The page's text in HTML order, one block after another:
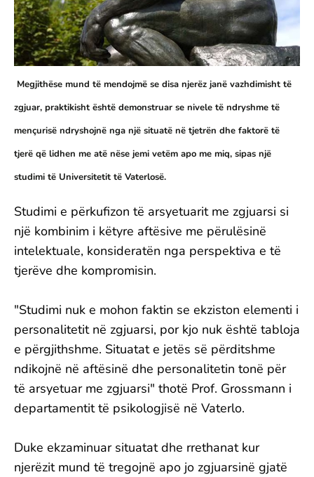
Megjithëse mund të mendojmë se disa njerëz janë vazhdimisht të
zgjuar, praktikisht është demonstruar se nivele të ndryshme të
mençurisë ndryshojnë nga një situatë në tjetrën dhe faktorë të
tjerë që lidhen me atë nëse jemi vetëm apo me miq, sipas një
studimi të Universitetit të Vaterlosë.
Studimi e përkufizon të arsyetuarit me zgjuarsi si
një kombinim i këtyre aftësive me përulësinë
intelektuale, konsideratën nga perspektiva e të
tjerëve dhe kompromisin.
"Studimi nuk e mohon faktin se ekziston elementi i
personalitetit në zgjuarsi, por kjo nuk është tabloja
e përgjithshme. Situatat e jetës së përditshme
ndikojnë në aftësinë dhe personalitetin tonë për
të arsyetuar me zgjuarsi" thotë Prof. Grossmann i
departamentit të psikologjisë në Vaterlo.
Duke ekzaminuar situatat dhe rrethanat kur
njerëzit mund të tregojnë apo jo zgjuarsinë gjatë